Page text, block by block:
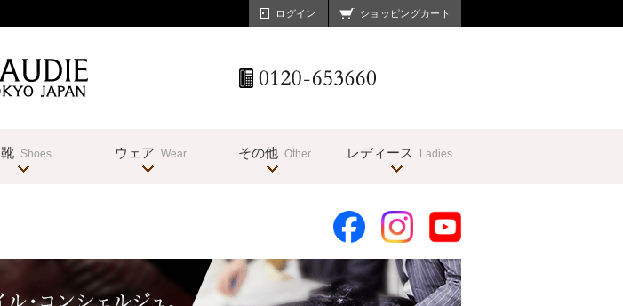
ログイン ショッピングカート
靴 Shoes ウェア Wear その他 Other レディース Ladies